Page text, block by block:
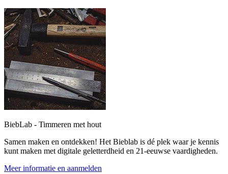
BiebLab - Timmeren met hout
Samen maken en ontdekken! Het Bieblab is dé plek waar je kennis
kunt maken met digitale geletterdheid en 21-eeuwse vaardigheden.
Meer informatie en aanmelden